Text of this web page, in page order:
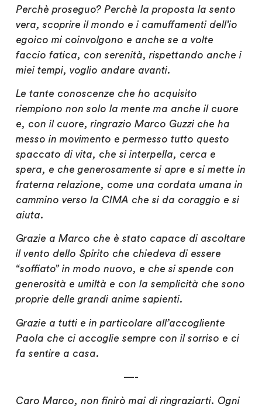
Perchè proseguo? Perchè la proposta la sento
vera, scoprire il mondo e i camuffamenti dell’io
egoico mi coinvolgono e anche se a volte
faccio fatica, con serenità, rispettando anche i
miei tempi, voglio andare avanti.
Le tante conoscenze che ho acquisito
riempiono non solo la mente ma anche il cuore
e, con il cuore, ringrazio Marco Guzzi che ha
messo in movimento e permesso tutto questo
spaccato di vita, che si interpella, cerca e
spera, e che generosamente si apre e si mette in
fraterna relazione, come una cordata umana in
cammino verso la CIMA che si da coraggio e si
aiuta.
Grazie a Marco che è stato capace di ascoltare
il vento dello Spirito che chiedeva di essere
“soffiato” in modo nuovo, e che si spende con
generosità e umiltà e con la semplicità che sono
proprie delle grandi anime sapienti.
Grazie a tutti e in particolare all’accogliente
Paola che ci accoglie sempre con il sorriso e ci
fa sentire a casa.
—-
Caro Marco, non finirò mai di ringraziarti. Ogni